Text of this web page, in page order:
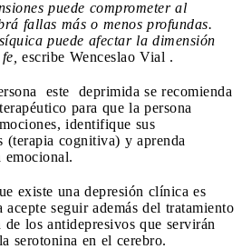
puede comprometer al
fallas más o menos profundas.
puede afectar la dimensión
escribe Wenceslao Vial .
este deprimida se recomienda
para que la persona
identifique sus
(terapia cognitiva) y aprenda
emocional.
existe una depresión clínica es
seguir además del tratamiento
los antidepresivos que servirán
serotonina en el cerebro.